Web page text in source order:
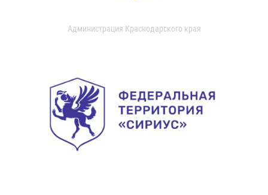
Администрация Краснодарского края